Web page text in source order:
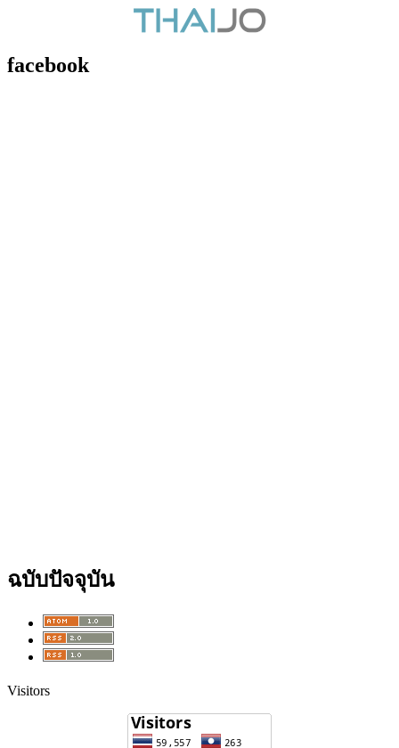
facebook
ฉบับปัจจุบัน
Visitors